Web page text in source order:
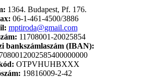
1364. Budapest, Pf. 176.
06-1-461-4500/3886
mptiroda@gmail.com
11708001-20025854
bankszámlaszám (IBAN):
OTPVHUHBXXX
19816009-2-42